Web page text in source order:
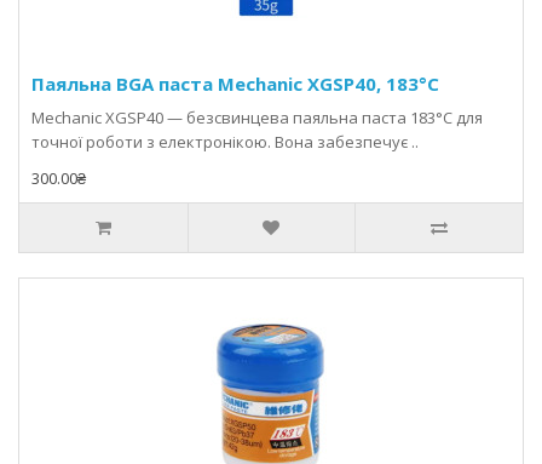
Паяльна BGA паста Mechanic XGSP40, 183°C
Mechanic XGSP40 — безсвинцева паяльна паста 183°C для
точної роботи з електронікою. Вона забезпечує ..
300.00₴